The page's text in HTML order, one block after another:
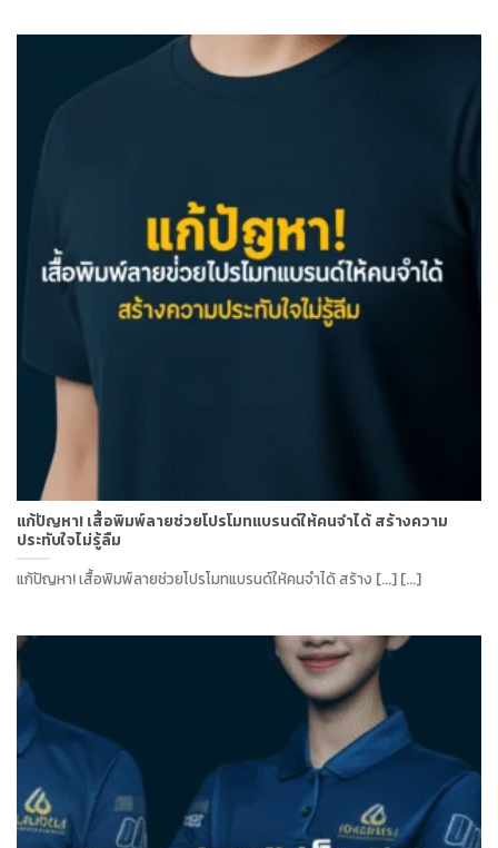
แก้ปัญหา! เสื้อพิมพ์ลายช่วยโปรโมทแบรนด์ให้คนจำได้ สร้างความ
ประทับใจไม่รู้ลืม
แก้ปัญหา! เสื้อพิมพ์ลายช่วยโปรโมทแบรนด์ให้คนจำได้ สร้าง [...] [...]